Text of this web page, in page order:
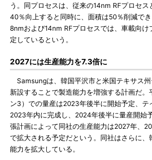
う。同プロセスは、従来の14nm RFプロセ
40％向上すると同時に、面積は50％削減でき
8nmおよび14nm RFプロセスでは、車載向け
定しているという。
2027には生産能力を7.3倍に
Samsungは、韓国平沢市と米国テキサス
新設することで製造能力を増強する計画だ。
ン3）での量産は2023年後半に開始予定、テ
2023年内に完成し、2024年後半に量産開始
張計画によって同社の生産能力は2027年、
で拡大される予定だという。同社はさらに、
能力を拡大している。